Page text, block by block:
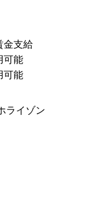
金支給
可能
可能
ライゾン